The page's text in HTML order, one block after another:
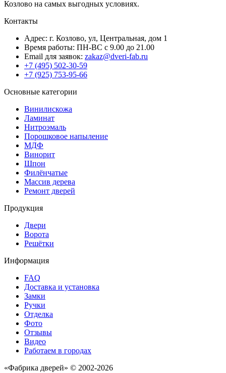
Козлово на самых выгодных условиях.
Контакты
Адрес: г. Козлово, ул, Центральная, дом 1
Время работы: ПН-ВС с 9.00 до 21.00
Email для заявок: zakaz@dveri-fab.ru
+7 (495) 502-30-59
+7 (925) 753-95-66
Основные категории
Винилискожа
Ламинат
Нитроэмаль
Порошковое напыление
МДФ
Винорит
Шпон
Филёнчатые
Массив дерева
Ремонт дверей
Продукция
Двери
Ворота
Решётки
Информация
FAQ
Доставка и установка
Замки
Ручки
Отделка
Фото
Отзывы
Видео
Работаем в городах
«Фабрика дверей» © 2002-2026